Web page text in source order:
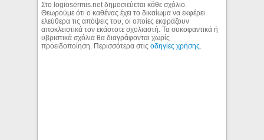
Στο logiosermis.net δημοσιεύεται κάθε σχόλιο.
Θεωρούμε ότι ο καθένας έχει το δικαίωμα να εκφέρει
ελεύθερα τις απόψεις του, οι οποίες εκφράζουν
αποκλειστικά τον εκάστοτε σχολιαστή. Τα συκοφαντικά ή
υβριστικά σχόλια θα διαγράφονται χωρίς
προειδοποίηση. Περισσότερα στιςοδηγίες χρήσης